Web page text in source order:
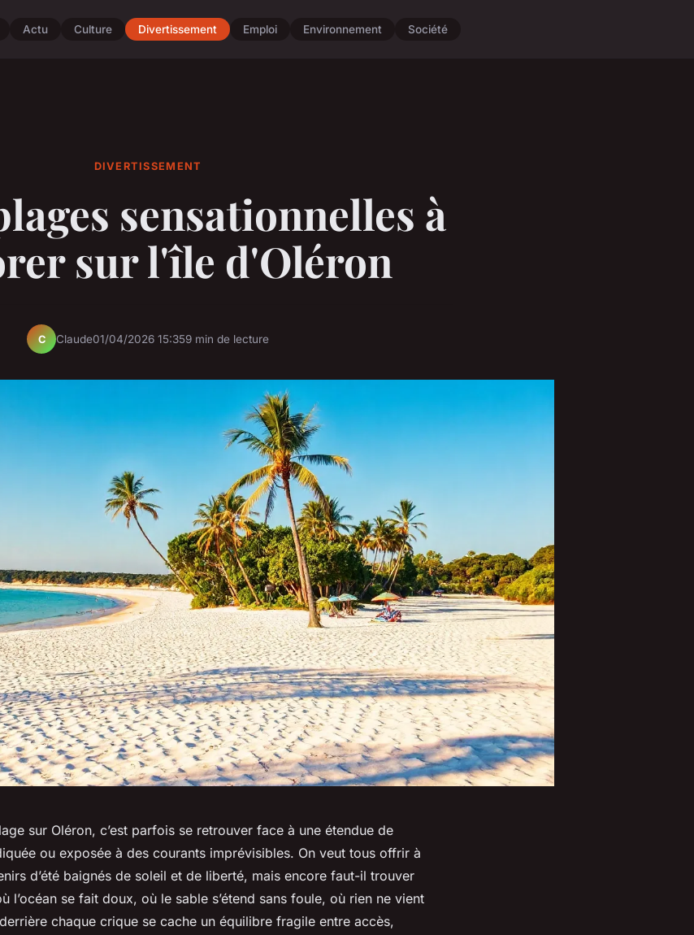
Actu Culture Divertissement Emploi Environnement Société
DIVERTISSEMENT
sensationnelles à
sur l'île d'Oléron
C Claude01/04/2026 15:359 min de lecture
sur Oléron, c’est parfois se retrouver face à une étendue de
ou exposée à des courants imprévisibles. On veut tous offrir à
d’été baignés de soleil et de liberté, mais encore faut-il trouver
l’océan se fait doux, où le sable s’étend sans foule, où rien ne vient
chaque crique se cache un équilibre fragile entre accès,